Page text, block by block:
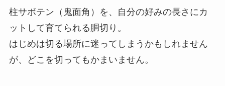
柱サボテン（鬼面角）を、自分の好みの長さにカ
ットして育てられる胴切り。
はじめは切る場所に迷ってしまうかもしれません
が、どこを切ってもかまいません。